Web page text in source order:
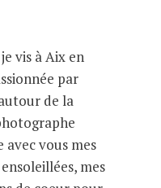
vis à Aix en
par
de la
avec vous mes
mes